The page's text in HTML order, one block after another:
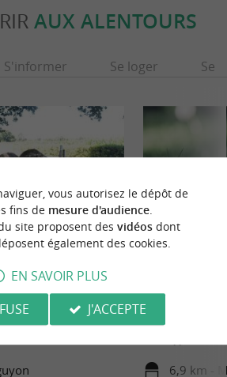
AUX ALENTOURS
S'informer Se loger Se
est un ensemble
sur la commune de
À Montlieu-la-
Haute Saintonge
6,9 km -
vous autorisez le dépôt de
fins de mesure d'audience.
site proposent des vidéosdont
également des cookies.
EN SAVOIR PLUS
J'ACCEPTE